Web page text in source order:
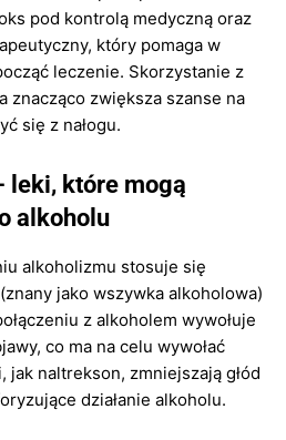
pod kontrolą medyczną oraz
który pomaga w
leczenie. Skorzystanie z
znacząco zwiększa szanse na
się z nałogu.
leki, które mogą
alkoholu
alkoholizmu stosuje się
jako wszywka alkoholowa)
z alkoholem wywołuje
co ma na celu wywołać
naltrekson, zmniejszają głód
działanie alkoholu.